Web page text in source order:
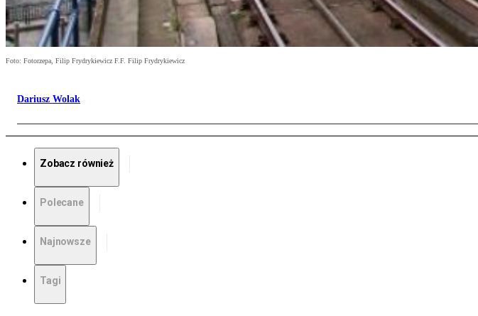
Foto: Fotorzepa, Filip Frydrykiewicz F.F. Filip Frydrykiewicz
Dariusz Wolak
Zobacz również
Polecane
Najnowsze
Tagi